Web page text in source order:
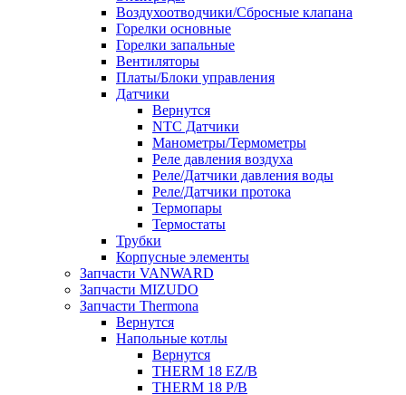
Воздухоотводчики/Сбросные клапана
Горелки основные
Горелки запальные
Вентиляторы
Платы/Блоки управления
Датчики
Вернутся
NTC Датчики
Манометры/Термометры
Реле давления воздуха
Реле/Датчики давления воды
Реле/Датчики протока
Термопары
Термостаты
Трубки
Корпусные элементы
Запчасти VANWARD
Запчасти MIZUDO
Запчасти Thermona
Вернутся
Напольные котлы
Вернутся
THERM 18 EZ/B
THERM 18 P/B